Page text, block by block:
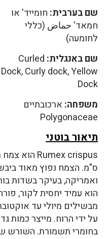
שם בערבית: חומייד' או
חמאד' حماض (כללי
לחומעה)
שם באנגלית: Curled
Dock, Curly dock, Yellow
Dock
משפחה: ארכובתיים
Polygonaceae
תיאור בוטני
ס"מ. הצמח נפוץ מאוד
ואמריקה, בעיקר בשדות
הוא עמיד יחסית לקור,
מבשילים מיולי עד
על ידי הרוח. מייצר כמות
בחומרי תשמורת. השורש